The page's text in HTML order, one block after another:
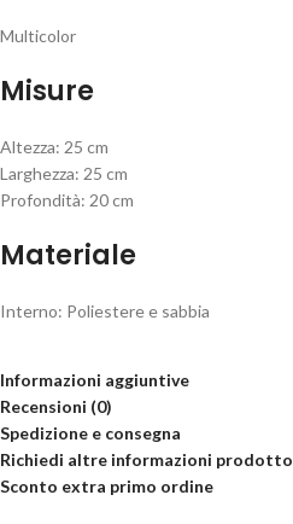
Multicolor
Misure
Altezza: 25 cm
Larghezza: 25 cm
Profondità: 20 cm
Materiale
Interno: Poliestere e sabbia
Informazioni aggiuntive
Recensioni (0)
Spedizione e consegna
Richiedi altre informazioni prodotto
Sconto extra primo ordine